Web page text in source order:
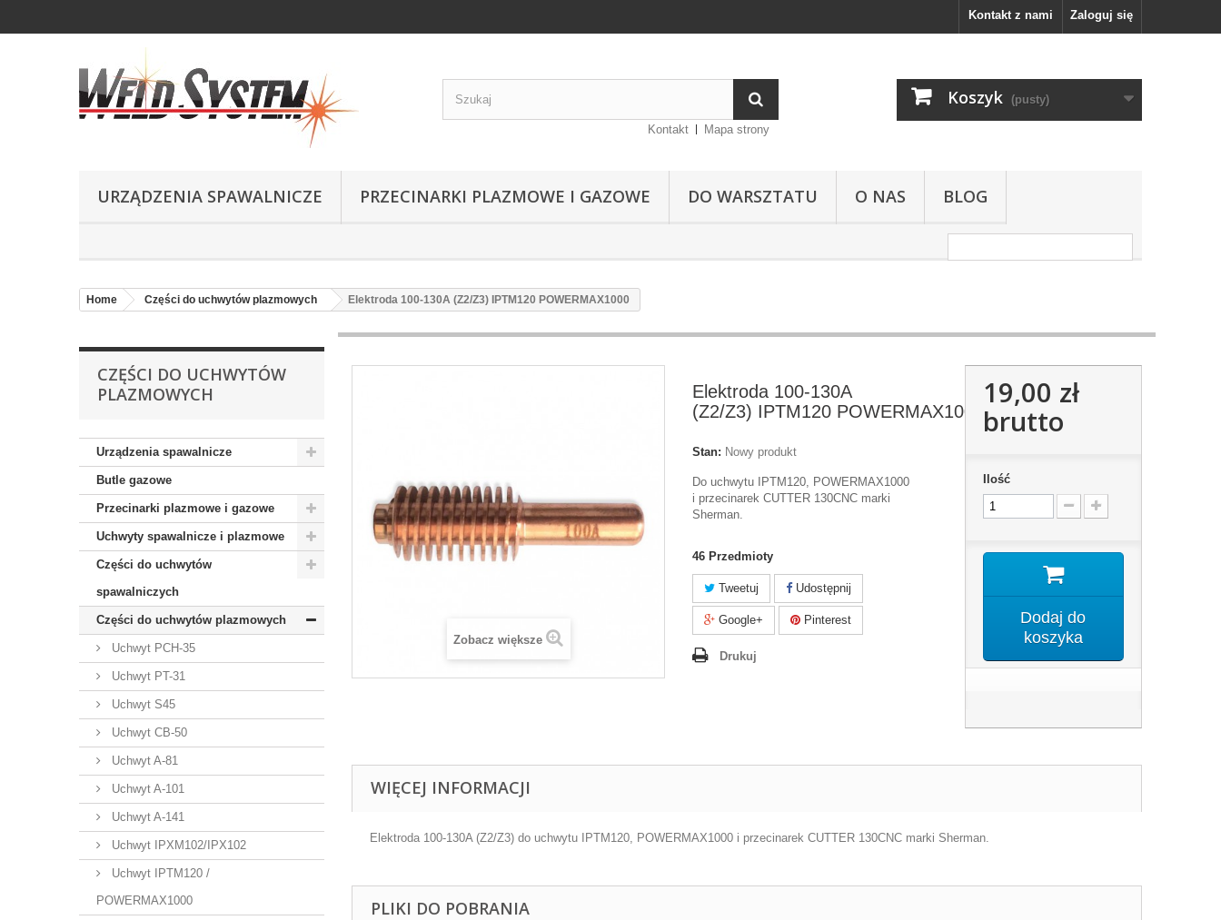
Zaloguj się
Kontakt z nami
Koszyk (pusty)
Kontakt Mapa strony
URZĄDZENIA SPAWALNICZE PRZECINARKI PLAZMOWE I GAZOWE DO WARSZTATU O NAS BLOG
Home Części do uchwytów plazmowych Elektroda 100-130A (Z2/Z3) IPTM120 POWERMAX1000
CZĘŚCI DO UCHWYTÓW
PLAZMOWYCH
Urządzenia spawalnicze
Butle gazowe
Przecinarki plazmowe i gazowe
Uchwyty spawalnicze i plazmowe
Części do uchwytów
spawalniczych
Części do uchwytów plazmowych
Uchwyt PCH-35
Uchwyt PT-31
Uchwyt S45
Uchwyt CB-50
Uchwyt A-81
Uchwyt A-101
Uchwyt A-141
Uchwyt IPXM102/IPX102
Uchwyt IPTM120 /
POWERMAX1000
Zobacz większe
Elektroda 100-130A
(Z2/Z3) IPTM120 POWERMAX1000
Stan: Nowy produkt
Do uchwytu IPTM120, POWERMAX1000
i przecinarek CUTTER 130CNC marki
Sherman.
46 Przedmioty
Tweetuj Udostępnij
Google+ Pinterest
Drukuj
19,00 zł
brutto
Ilość
Dodaj do
koszyka
WIĘCEJ INFORMACJI
Elektroda 100-130A (Z2/Z3) do uchwytu IPTM120, POWERMAX1000 i przecinarek CUTTER 130CNC marki Sherman.
PLIKI DO POBRANIA